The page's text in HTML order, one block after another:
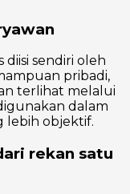
sendiri oleh
pribadi,
terlihat melalui
dalam
lebih objektif.
rekan satu